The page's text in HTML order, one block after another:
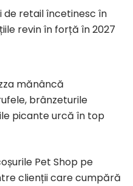
de retail încetinesc în
revin în forță în 2027
mănâncă
brânzeturile
picante urcă în top
Pet Shop pe
clienții care cumpără